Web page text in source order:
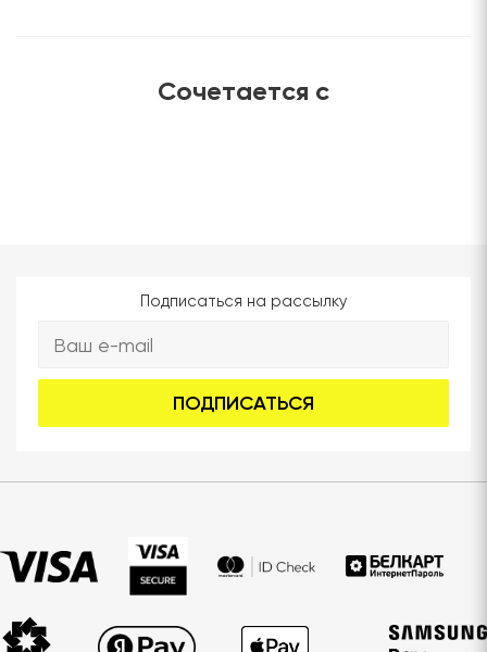
Сочетается с
Подписаться на рассылку
ПОДПИСАТЬСЯ